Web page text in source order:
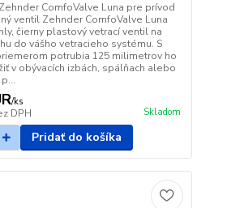
ComfoValve Luna pre prívod
ventil Zehnder ComfoValve Luna
čierny plastový vetrací ventil na
do vášho vetracieho systému. S
potrubia 125 milimetrov ho
v obývacích izbách, spálňach alebo
/ks
DPH Skladom
Pridať do košíka